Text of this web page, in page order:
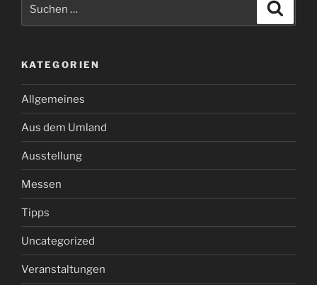
KATEGORIEN
Allgemeines
Aus dem Umland
Ausstellung
Messen
Tipps
Uncategorized
Veranstaltungen